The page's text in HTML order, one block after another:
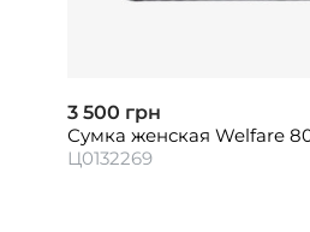
3 500 грн
Сумка женская Welfare
Ц0132269